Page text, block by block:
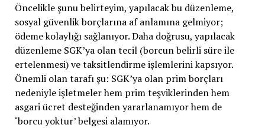
Öncelikle şunu belirteyim, yapılacak bu düzenleme,
sosyal güvenlik borçlarına af anlamına gelmiyor;
ödeme kolaylığı sağlanıyor. Daha doğrusu, yapılacak
düzenleme SGK’ya olan tecil (borcun belirli süre ile
ertelenmesi) ve taksitlendirme işlemlerini kapsıyor.
Önemli olan tarafı şu: SGK’ya olan prim borçları
nedeniyle işletmeler hem prim teşviklerinden hem
asgari ücret desteğinden yararlanamıyor hem de
‘borcu yoktur’ belgesi alamıyor.